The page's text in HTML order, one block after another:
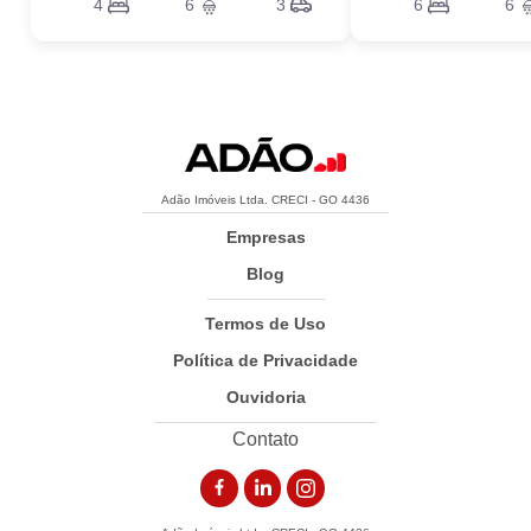
4 6 3 6 6
Adão Imóveis Ltda. CRECI - GO 4436
Empresas
Blog
Termos de Uso
Política de Privacidade
Ouvidoria
Contato